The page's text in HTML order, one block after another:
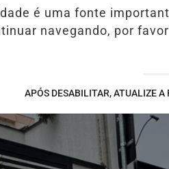
é uma fonte
navegando, por
APÓS DESABILITAR, ATUALIZE